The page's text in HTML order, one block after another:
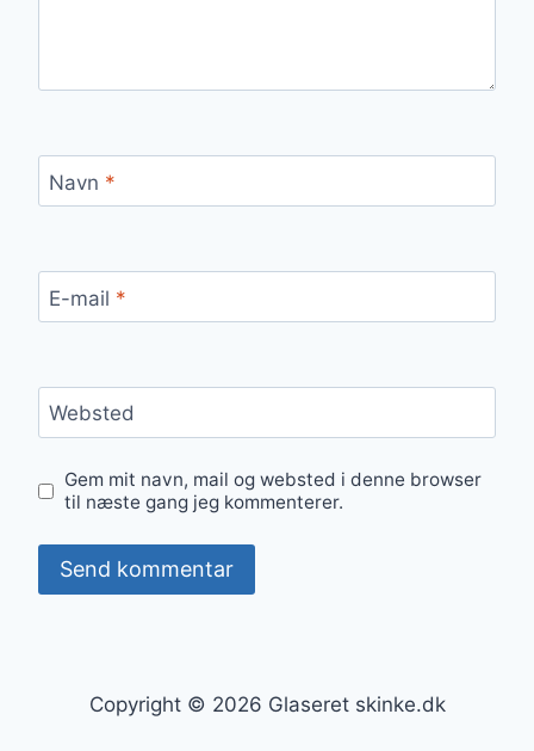
Navn *
E-mail *
Websted
Gem mit navn, mail og websted i denne browser
til næste gang jeg kommenterer.
Copyright © 2026 Glaseret skinke.dk